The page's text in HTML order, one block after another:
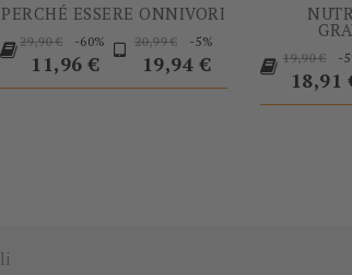
PERCHÉ ESSERE ONNIVORI
Prezzo
base
29,90 € -60%
Prezzo
11,96 €
Prezzo
base
20,99 € -5%
19,94 €
Prezzo
base
19,90 € -
18,91